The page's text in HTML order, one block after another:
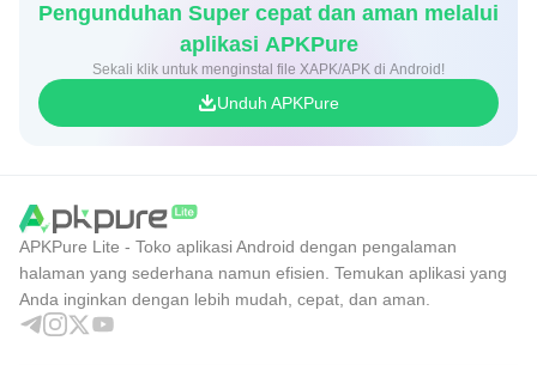
Pengunduhan Super cepat dan aman melalui
aplikasi APKPure
Sekali klik untuk menginstal file XAPK/APK di Android!
Unduh APKPure
APKPure Lite - Toko aplikasi Android dengan pengalaman
halaman yang sederhana namun efisien. Temukan aplikasi yang
Anda inginkan dengan lebih mudah, cepat, dan aman.